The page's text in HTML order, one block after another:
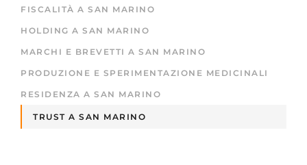
FISCALITÀ A SAN MARINO
HOLDING A SAN MARINO
MARCHI E BREVETTI A SAN MARINO
PRODUZIONE E SPERIMENTAZIONE MEDICINALI
RESIDENZA A SAN MARINO
TRUST A SAN MARINO